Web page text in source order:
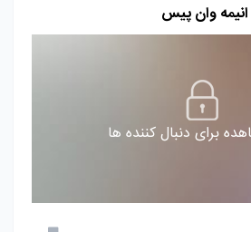
وان پیس
برای دنبال کننده ها